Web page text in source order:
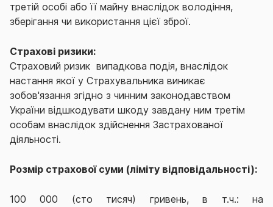
третій особі або її майну внаслідок володіння,
зберігання чи використання цієї зброї.
Страхові ризики:
Страховий ризик ­ випадкова подія, внаслідок
настання якої у Страхувальника виникає
зобов'язання згідно з чинним законодавством
України відшкодувати шкоду завдану ним третім
особам внаслідок здійснення Застрахованої
діяльності.
Розмір страхової суми (ліміту відповідальності):
100 000 (сто тисяч) гривень, в т.ч.: на